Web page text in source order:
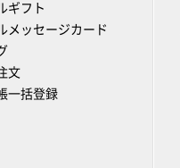
ギフト
メッセージカード
文
一括登録